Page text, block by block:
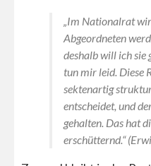
„Im Nationalrat
Abgeordneten
deshalb will ich sie
tun mir leid. Diese
sektenartig
entscheidet, und
gehalten. Das hat
erschütternd.“